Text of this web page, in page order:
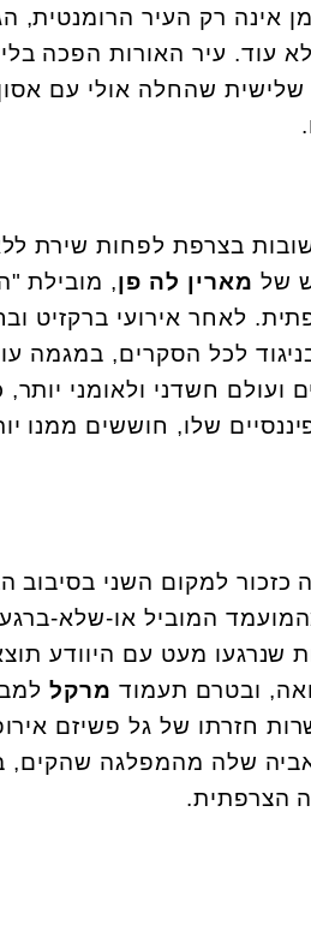
אינה רק העיר הרומנטית,
לא עוד. עיר האורות הפכה
שהחלה אולי עם
בצרפת לפחות שירת
של מארין לה פן, מובילת
לאחר אירועי ברקזיט
לכל הסקרים, במגמה
חשדני ולאומני יותר,
שלו, חוששים ממנו
למקום השני בסיבוב
המוביל או-שלא-
מעט עם היוודע
ובטרם תעמוד מרקל
חזרתו של גל פשיזם
שלה מהמפלגה שהקים,
הצרפתית.